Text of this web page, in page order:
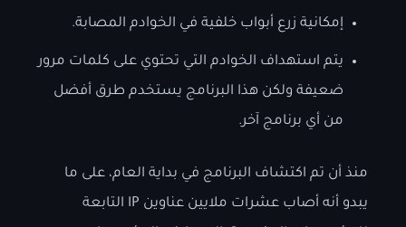
إمكانية زرع أبواب خلفية في الخوادم المصابة.
يتم استهداف الخوادم التي تحتوي على كلمات مرور
ضعيفة ولكن هذا البرنامج يستخدم طرق أفضل
من أي برنامج آخر.
منذ أن تم اكتشاف البرنامج في بداية العام، على ما
يبدو أنه أصاب عشرات ملايين عناوين IP التابعة